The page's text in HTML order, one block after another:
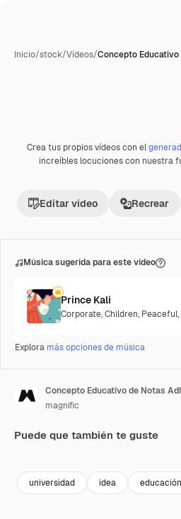
Inicio/stock/Vídeos/Concepto Educativo
Crea tus propios vídeos con el
increíbles locuciones con nuestra
Editar vídeo Recrear
Música sugerida para este vídeo
Prince Kali
Corporate,Children, Peaceful,
Explora más opciones de música
magnific
Puede que también te guste
universidad idea educación